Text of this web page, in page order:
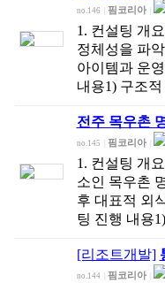
no.146 핌코리아
1. 컨설팅 개
정체성을 파
아이템과 운
내용1) 구조
전주 목우촌
no.145 핌코리아
1. 컨설팅 개
소인 목우촌
후 대표적 외
팅 진행 내용
[리조트개발]
no.144 핌코리아